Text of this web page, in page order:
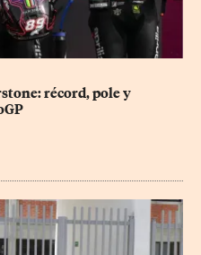
récord, pole y